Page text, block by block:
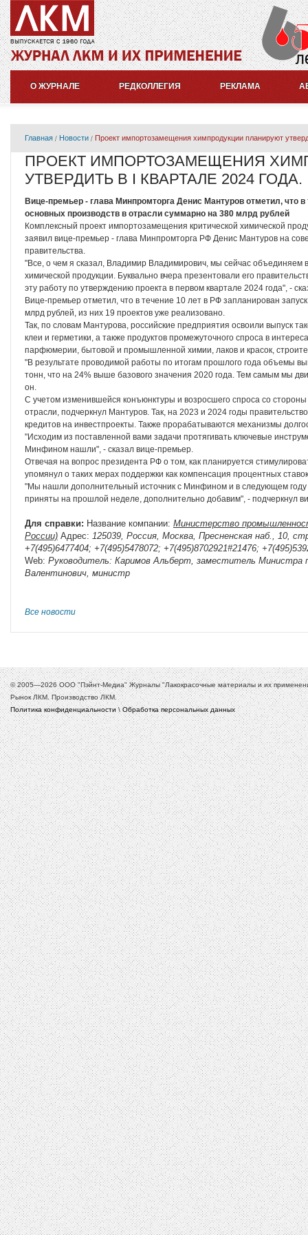
О ЖУРНАЛЕ РЕДКОЛЛЕГИЯ РЕКЛАМА
Главная Новости Проект импортозамещения химпродукции планируют
ПРОЕКТ ИМПОРТОЗАМЕЩЕНИЯ
УТВЕРДИТЬ В I КВАРТАЛЕ 2024 ГОДА.
Вице-премьер - глава Минпромторга Денис Мантуров отметил, что
основных производств в отрасли суммарно на 380 млрд рублей
Комплексный проект импортозамещения критической химической
заявил вице-премьер - глава Минпромторга РФ Денис Мантуров на
правительства.
"Все, о чем я сказал, Владимир Владимирович, мы сейчас объединяем
химической продукции. Буквально вчера презентовали его
эту работу по утверждению проекта в первом квартале 2024 года", -
Вице-премьер отметил, что в течение 10 лет в РФ запланирован
млрд рублей, из них 19 проектов уже реализовано.
Так, по словам Мантурова, российские предприятия освоили выпуск
клеи и герметики, а также продуктов промежуточного спроса в
парфюмерии, бытовой и промышленной химии, лаков и красок,
"В результате проводимой работы по итогам прошлого года объемы
тонн, что на 24% выше базового значения 2020 года. Тем самым мы
он.
С учетом изменившейся конъюнктуры и возросшего спроса со
отрасли, подчеркнул Мантуров. Так, на 2023 и 2024 годы
кредитов на инвестпроекты. Также прорабатываются механизмы
"Исходим из поставленной вами задачи протягивать ключевые
Минфином нашли", - сказал вице-премьер.
Отвечая на вопрос президента РФ о том, как планируется
упомянул о таких мерах поддержки как компенсация процентных
"Мы нашли дополнительный источник с Минфином и в следующем году
приняты на прошлой неделе, дополнительно добавим", - подчеркнул
Для справки: Название компании: Министерство
России) Адрес: 125039, Россия, Москва, Пресненская наб., 10,
+7(495)6477404; +7(495)5478072; +7(495)8702921#21476;
Web: Руководитель: Каримов Альберт, заместитель Министра
Валентинович, министр
Все новости
© 2005—2026 ООО "Пэйнт-Медиа" Журналы "Лакокрасочные материалы и их
Рынок ЛКМ. Производство ЛКМ.
Политика конфиденциальности\Обработка персональных данных